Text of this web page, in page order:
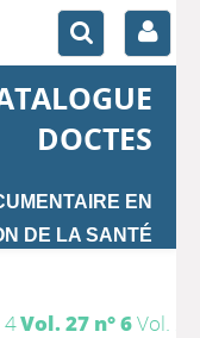
DOCTES
EN
DE LA SANTÉ
4Vol. 27 n° 6Vol.